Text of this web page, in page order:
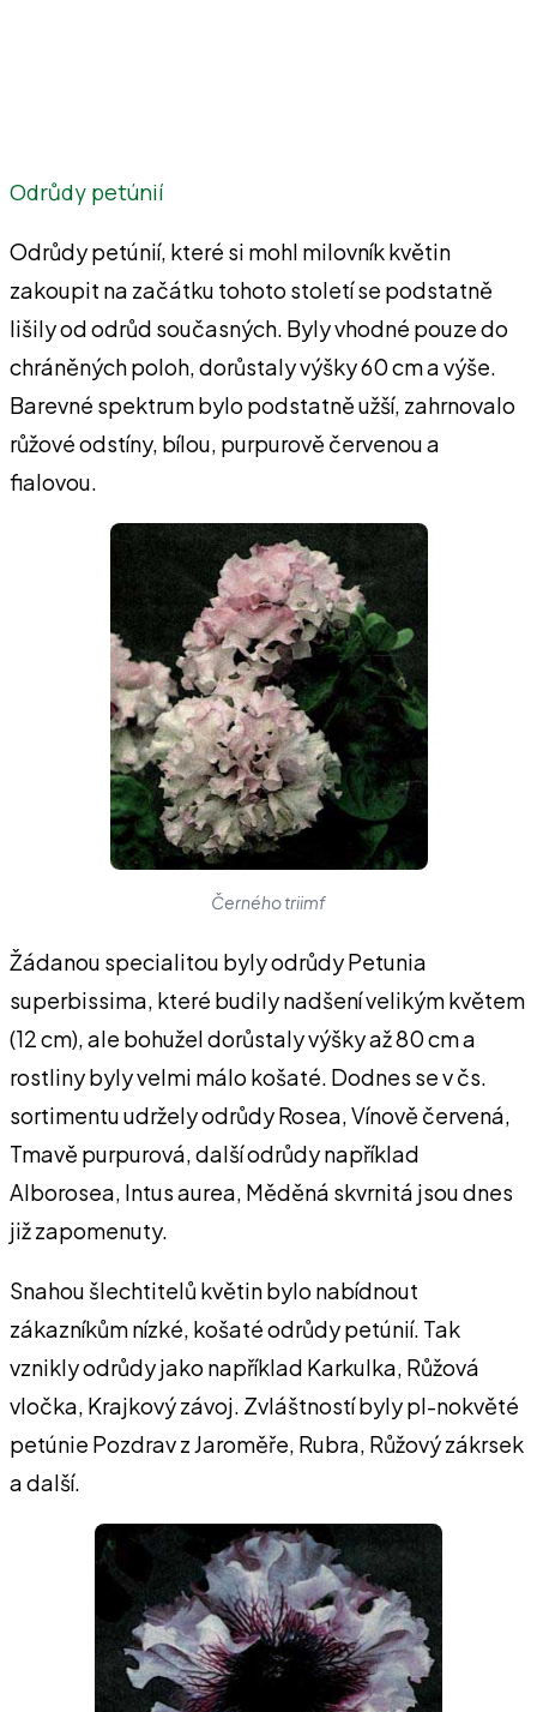
Odrůdy petúnií
Odrůdy petúnií, které si mohl milovník květin
zakoupit na začátku tohoto století se podstatně
lišily od odrůd současných. Byly vhodné pouze do
chráněných poloh, dorůstaly výšky 60 cm a výše.
Barevné spektrum bylo podstatně užší, zahrnovalo
růžové odstíny, bílou, purpurově červenou a
fialovou.
Černého triimf
Žádanou specialitou byly odrůdy Petunia
superbissima, které budily nadšení velikým květem
(12 cm), ale bohužel dorůstaly výšky až 80 cm a
rostliny byly velmi málo košaté. Dodnes se v čs.
sortimentu udržely odrůdy Rosea, Vínově červená,
Tmavě purpurová, další odrůdy například
Alborosea, Intus aurea, Měděná skvrnitá jsou dnes
již zapomenuty.
Snahou šlechtitelů květin bylo nabídnout
zákazníkům nízké, košaté odrůdy petúnií. Tak
vznikly odrůdy jako například Karkulka, Růžová
vločka, Krajkový závoj. Zvláštností byly pl-nokvěté
petúnie Pozdrav z Jaroměře, Rubra, Růžový zákrsek
a další.